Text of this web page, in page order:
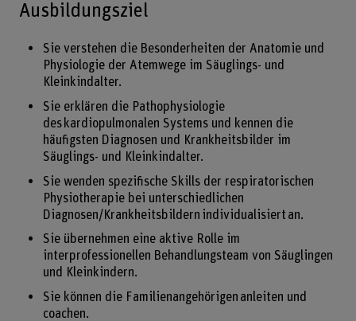
Ausbildungsziel
Sie verstehen die Besonderheiten der Anatomie und
Physiologie der Atemwege im Säuglings- und
Kleinkindalter.
Sie erklären die Pathophysiologie
des kardiopulmonalen Systems und kennen die
häufigsten Diagnosen und Krankheitsbilder im
Säuglings- und Kleinkindalter.
Sie wenden spezifische Skills der respiratorischen
Physiotherapie bei unterschiedlichen
Diagnosen/Krankheitsbildern individualisiert an.
Sie übernehmen eine aktive Rolle im
interprofessionellen Behandlungsteam von Säuglingen
und Kleinkindern.
Sie können die Familienangehörigen anleiten und
coachen.